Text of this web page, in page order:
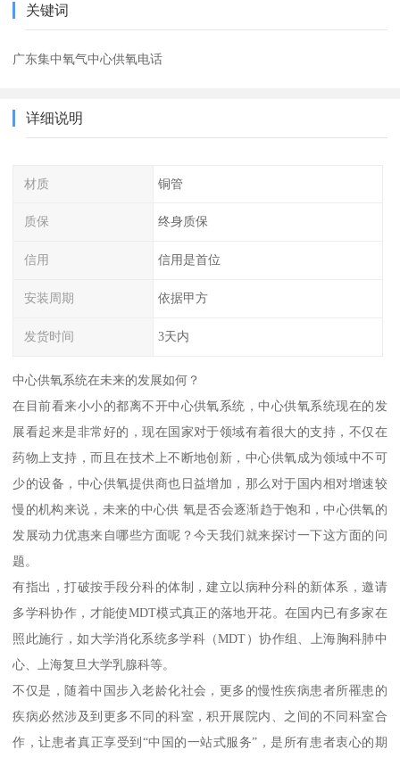
关键词
广东集中氧气中心供氧电话
详细说明
材质 铜管
质保 终身质保
信用 信用是首位
安装周期 依据甲方
发货时间 3天内
中心供氧系统在未来的发展如何？
在目前看来小小的都离不开中心供氧系统，中心供氧系统现在的发
展看起来是非常好的，现在国家对于领域有着很大的支持，不仅在
药物上支持，而且在技术上不断地创新，中心供氧成为领域中不可
少的设备，中心供氧提供商也日益增加，那么对于国内相对增速较
慢的机构来说，未来的中心供 氧是否会逐渐趋于饱和，中心供氧的
发展动力优惠来自哪些方面呢？今天我们就来探讨一下这方面的问
题。
有指出，打破按手段分科的体制，建立以病种分科的新体系，邀请
多学科协作，才能使MDT模式真正的落地开花。在国内已有多家在
照此施行，如大学消化系统多学科（MDT）协作组、上海胸科肺中
心、上海复旦大学乳腺科等。
不仅是，随着中国步入老龄化社会，更多的慢性疾病患者所罹患的
疾病必然涉及到更多不同的科室，积开展院内、之间的不同科室合
作，让患者真正享受到“中国的一站式服务”，是所有患者衷心的期